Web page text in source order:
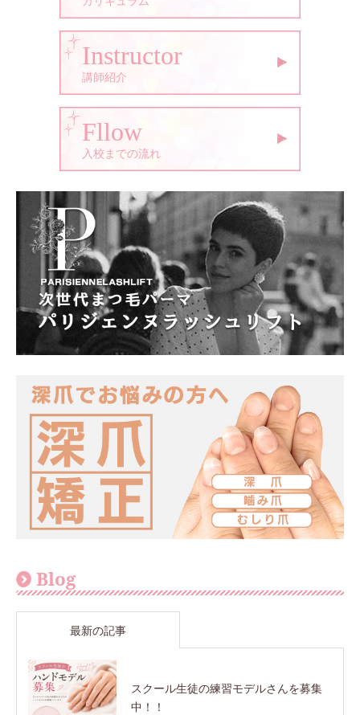
Instructor
講師紹介
Fllow
入校までの流れ
Blog
最新の記事
スクール生徒の練習モデルさんを募集
中！！